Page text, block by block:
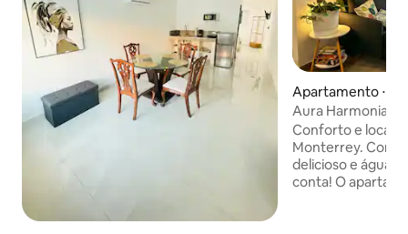
Apartamento ⋅
Monterrey
Aura Harmonia
Conforto e
Monterrey. Comece o dia com um café
delicioso e água
conta! O apartamento fica no 12º andar,